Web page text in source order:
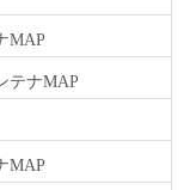
MAP
テナMAP
MAP